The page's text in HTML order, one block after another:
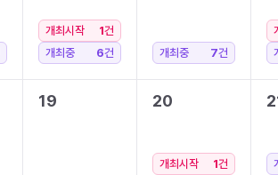
개최시작 1건
개최중
6건 개최중 7건
19 20
개최시작 1건